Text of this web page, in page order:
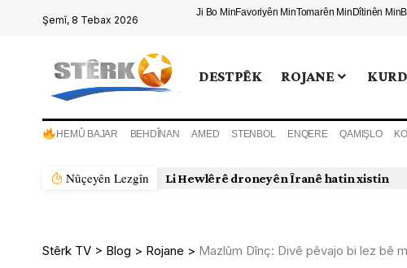
Şemî, 8 Tebax 2026
Ji Bo MinFavoriyên MinTomarên Min Dîtinên Min
DESTPÊK ROJANE
HEMÛ BAJAR BEHDÎNAN AMED STENBOL ENQERE QAMIŞLO
Nûçeyên Lezgîn
Stêrk TV > Blog > Rojane > Mazlûm Dînç: Divê pêvajo bi lez bê